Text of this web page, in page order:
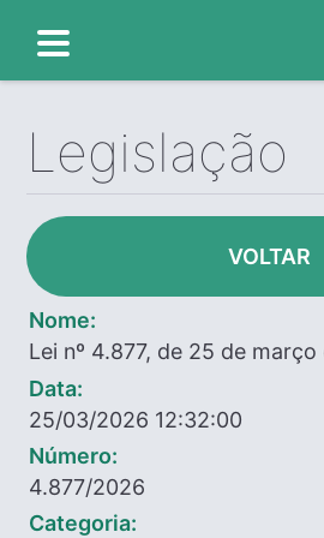
Legislação
VOLTAR
Nome:
Lei nº 4.877, de 25 de
Data:
25/03/2026 12:32:00
Número:
4.877/2026
Categoria: